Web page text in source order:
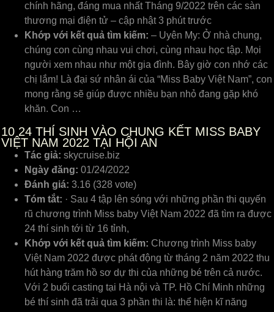
chính hãng, đáng mua nhất Tháng 9/2022 trên các sàn
thương mại điện tử – cập nhật 3 phút trước
Khớp với kết quả tìm kiếm: – Uyên My: Ở nhà chung,
chúng con cùng nhau vui chơi, cùng nhau học tập. Mọi
người xem nhau như một gia đình. Bây giờ con nhớ các
chị lắm! Là đại sứ nhân ái của “Miss Baby Việt Nam”, con
mong rằng sẽ giúp được nhiều bạn nhỏ đang gặp khó
khăn. Con …
10 24 THÍ SINH VÀO CHUNG KẾT MISS BABY
VIỆT NAM 2022 TẠI HỘI AN
Tác giả: skycruise.biz
Ngày đăng: 01/24/2022
Đánh giá: 3.16 (328 vote)
Tóm tắt: · Sau 4 tập lên sóng với những phần thi quyến
rũ chương trình Miss baby Việt Nam 2022 đã tìm ra được
24 thí sinh tới từ 16 tỉnh,
Khớp với kết quả tìm kiếm: Chương trình Miss baby
Việt Nam 2022 được phát động từ tháng 2 năm 2022 thu
hút hàng trăm hồ sơ dự thi của những bé trên cả nước.
Với 2 buổi casting tại Hà nội và TP. Hồ Chí Minh những
bé thí sinh đã trải qua 3 phần thi là: thể hiện kĩ năng